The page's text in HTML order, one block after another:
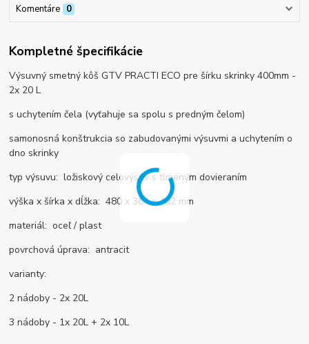
Komentáre 0
Kompletné špecifikácie
Výsuvný smetný kôš GTV PRACTI ECO pre šírku skrinky 400mm -
2x 20 L
s uchytením čela (vyťahuje sa spolu s predným čelom)
samonosná konštrukcia so zabudovanými výsuvmi a uchytením o
dno skrinky
typ výsuvu: ložiskový celovýsuv s tlmeným dovieraním
výška x šírka x dĺžka: 480 x 364 x 482 mm
materiál: oceľ / plast
povrchová úprava: antracit
varianty:
2 nádoby - 2x 20L
3 nádoby - 1x 20L + 2x 10L